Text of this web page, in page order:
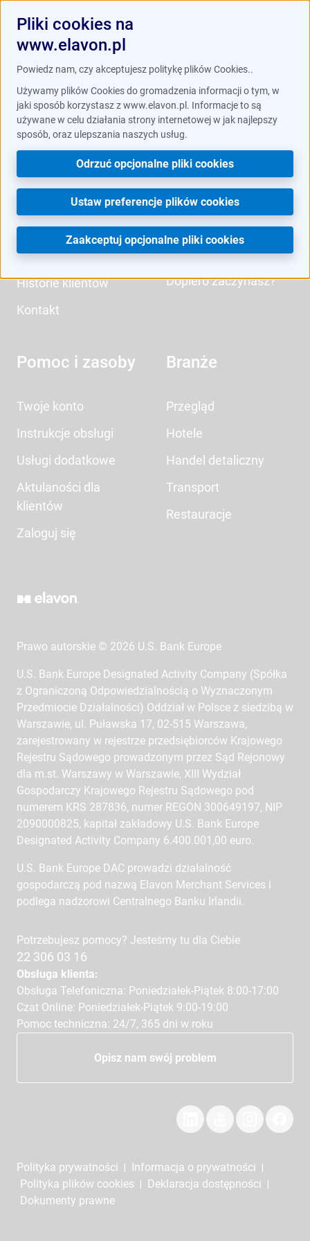
Elavon
O nas
Branże
Blog
Partnerzy
Historie klientów
Kontakt
Przyjmuj
płatności
Przegląd rozwiązań
Płatności online
Terminale płatnicze
Usługi dodatkowe
Dopiero zaczynasz?
Pomoc i zasoby
Twoje konto
Instrukcje obsługi
Usługi dodatkowe
Aktulaności dla
klientów
Zaloguj się
Branże
Przegląd
Hotele
Handel detaliczny
Transport
Restauracje
Prawo autorskie © 2026 U.S. Bank Europe
U.S. Bank Europe Designated Activity Company (Spółka
z Ograniczoną Odpowiedzialnością o Wyznaczonym
Przedmiocie Działalności) Oddział w Polsce z siedzibą w
Warszawie, ul. Puławska 17, 02-515 Warszawa,
zarejestrowany w rejestrze przedsiębiorców Krajowego
Rejestru Sądowego prowadzonym przez Sąd Rejonowy
dla m.st. Warszawy w Warszawie, XIII Wydział
Gospodarczy Krajowego Rejestru Sądowego pod
numerem KRS 287836, numer REGON 300649197, NIP
2090000825, kapitał zakładowy U.S. Bank Europe
Designated Activity Company 6.400.001,00 euro.
U.S. Bank Europe DAC prowadzi działalność
gospodarczą pod nazwą Elavon Merchant Services i
podlega nadzorowi Centralnego Banku Irlandii.
Potrzebujesz pomocy? Jesteśmy tu dla Ciebie
22 306 03 16
Obsługa klienta:
Obsługa Telefoniczna: Poniedziałek-Piątek 8:00-17:00
Czat Online: Poniedziałek-Piątek 9:00-19:00
Pomoc techniczna: 24/7, 365 dni w roku
Opisz nam swój problem
Polityka prywatności Informacja o prywatności
Polityka plików cookies Deklaracja dostępności
Dokumenty prawne
Pliki cookies na
www.elavon.pl
Powiedz nam, czy akceptujesz politykę plików Cookies..
Używamy plików Cookies do gromadzenia informacji o tym, w
jaki sposób korzystasz z www.elavon.pl. Informacje to są
używane w celu działania strony internetowej w jak najlepszy
sposób, oraz ulepszania naszych usług.
Zaakceptuj opcjonalne pliki cookies
Ustaw preferencje plików cookies
Odrzuć opcjonalne pliki cookies